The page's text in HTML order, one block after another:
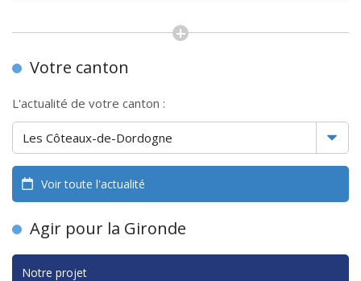
Votre canton
L'actualité de votre canton :
Voir toute l'actualité
Agir pour la Gironde
Notre projet